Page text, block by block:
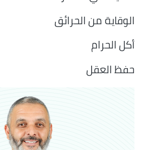
الوقاية من الحرائق
أكل الحرام
حفظ العقل